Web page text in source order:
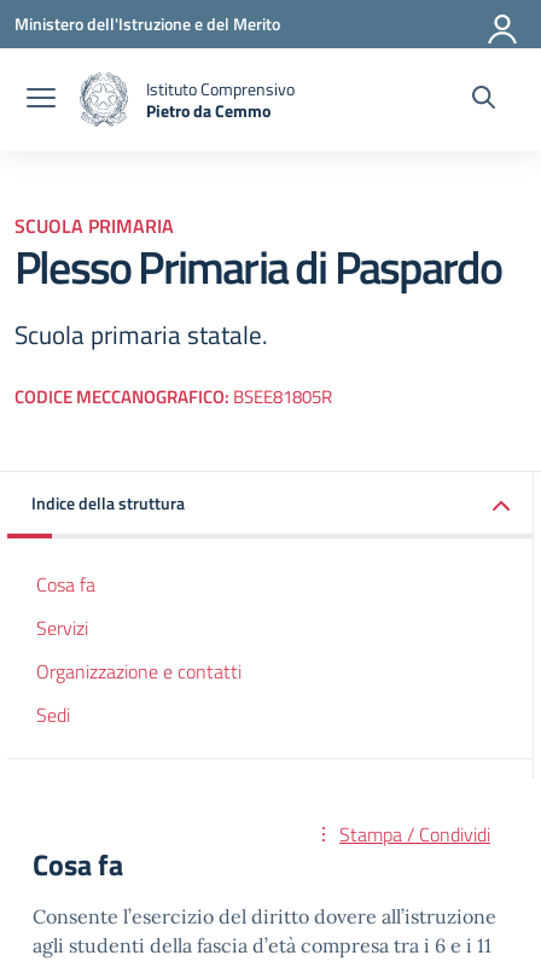
Vai ai contenuti
Vai al menu di navigazione
Vai al footer
Ministero dell'Istruzione e del Merito
Istituto Comprensivo
Pietro da Cemmo
SCUOLA PRIMARIA
Plesso Primaria di Paspardo
Scuola primaria statale.
CODICE MECCANOGRAFICO: BSEE81805R
Indice della struttura
Cosa fa
Servizi
Organizzazione e contatti
Sedi
Stampa / Condividi
Cosa fa
Consente l’esercizio del diritto dovere all’istruzione
agli studenti della fascia d’età compresa tra i 6 e i 11